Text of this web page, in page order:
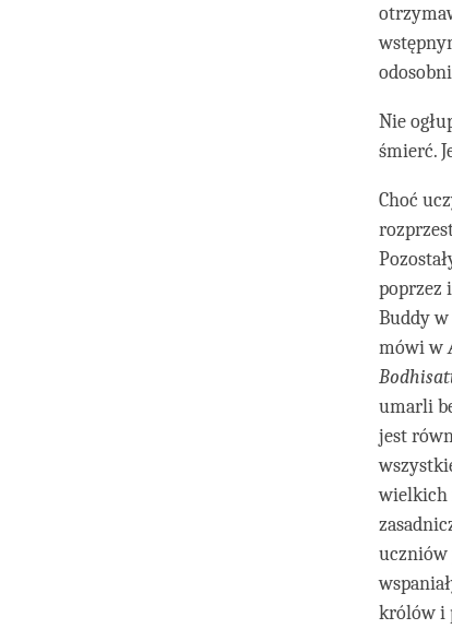
Nie
śmierć.
Choć
poprzez
Buddy
mówi w
umarli
jest
wielkich
uczniów
królów i